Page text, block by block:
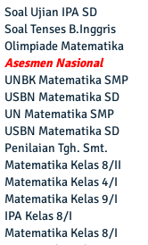
Soal Ujian IPA SD
Soal Tenses B.Inggris
Olimpiade Matematika
Asesmen Nasional
UNBK Matematika SMP
USBN Matematika SD
UN Matematika SMP
USBN Matematika SD
Penilaian Tgh. Smt.
Matematika Kelas 8/II
Matematika Kelas 4/I
Matematika Kelas 9/I
IPA Kelas 8/I
Matematika Kelas 8/I